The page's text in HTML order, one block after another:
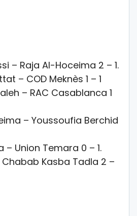
– Raja Al-Hoceima 2 – 1.
– COD Meknès 1 – 1
– RAC Casablanca 1
– Youssoufia Berchid
– Union Temara 0 – 1.
Kasba Tadla 2 –